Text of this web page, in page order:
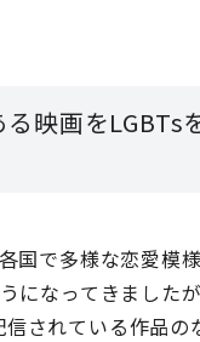
映画をLGBTs
国で多様な恋愛模
になってきました
されている作品の